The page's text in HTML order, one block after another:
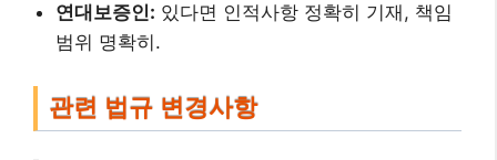
연대보증인: 있다면 인적사항 정확히 기재, 책임
범위 명확히.
관련 법규 변경사항